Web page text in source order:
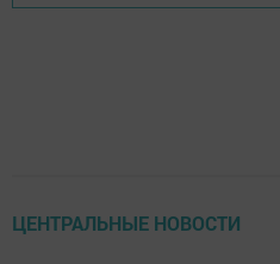
ЦЕНТРАЛЬНЫЕ НОВОСТИ